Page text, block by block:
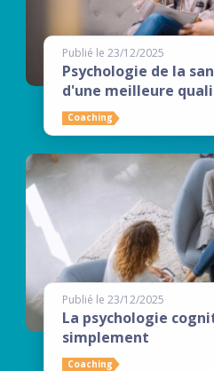
Publié le 23/12/2025
Psychologie de la
d'une meilleure
Coaching
Publié le 23/12/2025
La psychologie
simplement
Coaching